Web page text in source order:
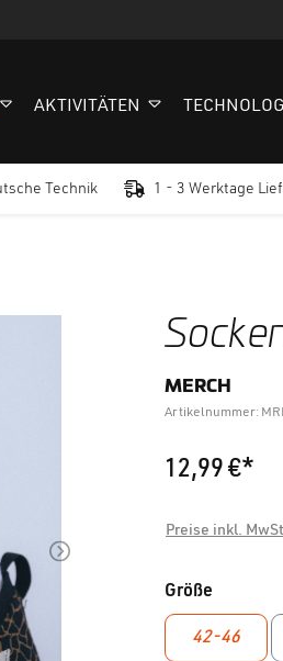
AKTIVITÄTEN
Technik 1 - 3 Werktage
MERCH
Artikelnummer:
12,99 €*
Preise inkl.
Größe
42-46